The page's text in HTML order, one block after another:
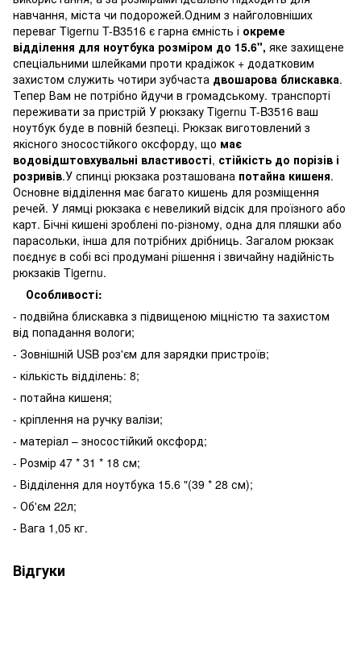
навчання, міста чи подорожей.Одним з найголовніших
переваг Tigernu T-B3516 є гарна ємність і окреме
відділення для ноутбука розміром до 15.6", яке захищене
спеціальними шлейками проти крадіжок + додатковим
захистом служить чотири зубчаста двошарова блискавка.
Тепер Вам не потрібно йдучи в громадському. транспорті
переживати за пристрій У рюкзаку Tigernu T-B3516 ваш
ноутбук буде в повній безпеці. Рюкзак виготовлений з
якісного зносостійкого оксфорду, що має
водовідштовхувальні властивості, стійкість до порізів і
розривів.У спинці рюкзака розташована потайна кишеня.
Основне відділення має багато кишень для розміщення
речей. У лямці рюкзака є невеликий відсік для проїзного або
карт. Бічні кишені зроблені по-різному, одна для пляшки або
парасольки, інша для потрібних дрібниць. Загалом рюкзак
поєднує в собі всі продумані рішення і звичайну надійність
рюкзаків Tigernu.
Особливості:
- подвійна блискавка з підвищеною міцністю та захистом
від попадання вологи;
- Зовнішній USB роз'єм для зарядки пристроїв;
- кількість відділень: 8;
- потайна кишеня;
- кріплення на ручку валізи;
- матеріал – зносостійкий оксфорд;
- Розмір 47 * 31 * 18 см;
- Відділення для ноутбука 15.6 "(39 * 28 см);
- Об'єм 22л;
- Вага 1,05 кг.
Відгуки